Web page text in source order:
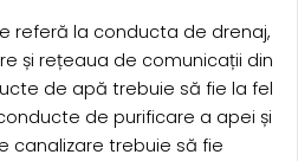
referă la conducta de drenaj,
și rețeaua de comunicații din
de apă trebuie să fie la fel
de purificare a apei și
canalizare trebuie să fie